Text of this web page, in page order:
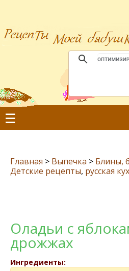
☰
Главная > Выпечка > Блины,
Детские рецепты, русская
Оладьи с
дрожжах
Ингредиенты: